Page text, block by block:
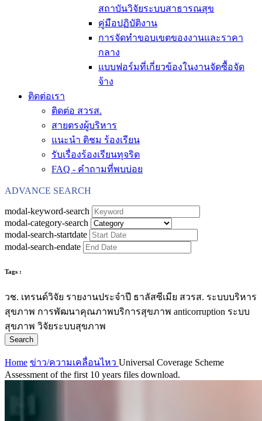
สถาบันวิจัยระบบสาธารณสุข
คู่มือปฏิบัติงาน
การจัดทำขอบเขตของงานและราคา
กลาง
แบบฟอร์มที่เกี่ยวข้องในงานจัดซื้อจัด
จ้าง
ติดต่อเรา
ติดต่อ สวรส.
สายตรงผู้บริหาร
แนะนำ ติชม ร้องเรียน
รับเรื่องร้องเรียนทุจริต
FAQ - คำถามที่พบบ่อย
ADVANCE SEARCH
modal-keyword-search
modal-category-search
modal-search-startdate
modal-search-endate
Tags :
วช. เทรนด์วิจัย รายงานประจำปี ธาลัสซีเมีย สวรส. ระบบบริหาร
สุขภาพ การพัฒนาคุณภาพบริการสุขภาพ anticorruption ระบบ
สุขภาพ วิจัยระบบสุขภาพ
Search
Home ข่าว/ความเคลื่อนไหว Universal Coverage Scheme
Assessment of the first 10 years files download.